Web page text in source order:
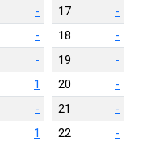
-
-
-
1
-
1
17
-
18
-
19
-
20
-
21
-
22
-